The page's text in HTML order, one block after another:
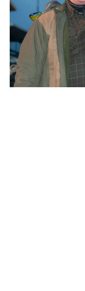
Hört och hänt
Tävling
Tävlingsserier
Träning och provlopp
Aktiva
Månadens hästägare 2026